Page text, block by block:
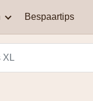
mijn
niet?
Bespaartips